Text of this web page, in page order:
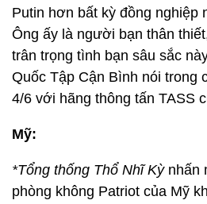
Putin hơn bất kỳ đồng nghiệp
Ông ấy là người bạn thân
trân trọng tình bạn sâu sắc
Quốc Tập Cận Bình nói trong
4/6 với hãng thông tấn TASS
Mỹ:
*Tổng thống Thổ Nhĩ Kỳnhấn
phòng không Patriot của Mỹ